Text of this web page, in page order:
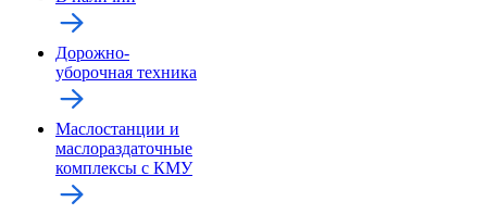
Дорожно-
уборочная техника
Маслостанции и
маслораздаточные
комплексы с КМУ